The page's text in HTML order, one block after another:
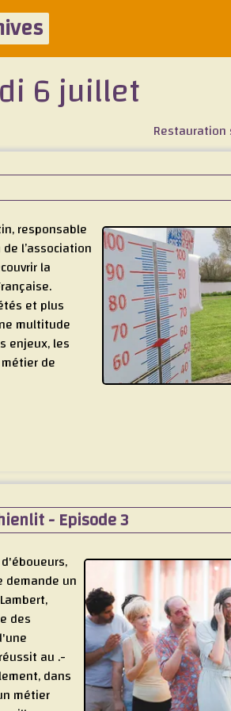
6 juillet
Restauration
responsable
l’association
la
et plus
multitude
enjeux, les
de
- Episode 3
un
des
au .-
dans
métier